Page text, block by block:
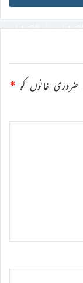
ضروری خانوں کو *